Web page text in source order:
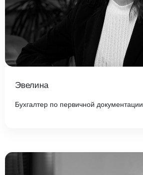
Эвелина
Бухгалтер по первичной документации